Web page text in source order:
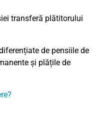
transferă plătitorului
de pensiile de
și plățile de